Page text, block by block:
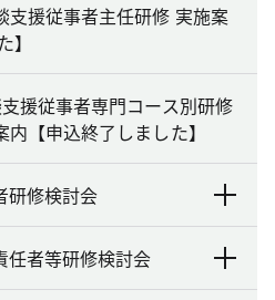
支援従事者主任研修 実施案
援従事者専門コース別研修
内【申込終了しました】
研修検討会
任者等研修検討会